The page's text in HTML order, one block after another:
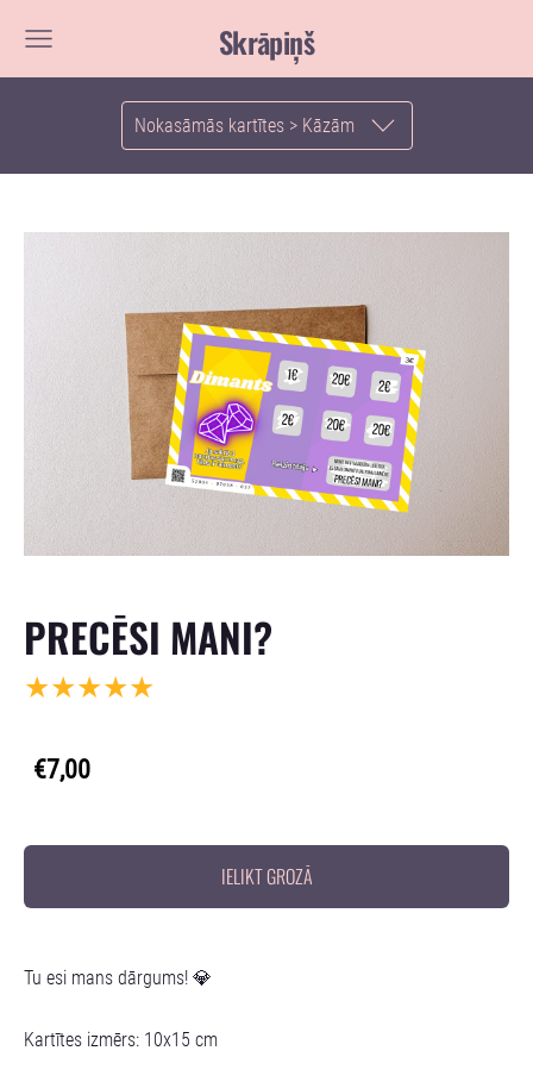
Skrāpiņš
Nokasāmās kartītes > Kāzām
PRECĒSI MANI?
★★★★★
€7,00
IELIKT GROZĀ
Tu esi mans dārgums! 💎
Kartītes izmērs: 10x15 cm